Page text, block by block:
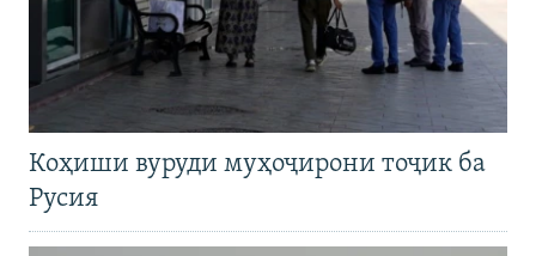
Коҳиши вуруди муҳоҷирони тоҷик ба
Русия